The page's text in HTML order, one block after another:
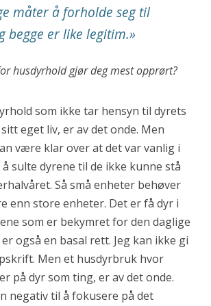
måter å forholde seg til
begge er like legitim.»
husdyrhold gjør deg mest opprørt?
som ikke tar hensyn til dyrets
eget liv, er av det onde. Men
være klar over at det var vanlig i
å sulte dyrene til de ikke kunne stå
Så små enheter behøver
enn store enheter. Det er få dyr i
som er bekymret for den daglige
også en basal rett. Jeg kan ikke gi
Men et husdyrbruk hvor
på dyr som ting, er av det onde.
negativ til å fokusere på det